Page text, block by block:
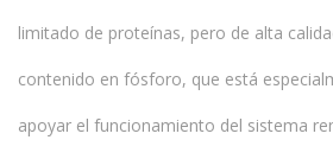
limitado de proteínas, pero de alta
contenido en fósforo, que está
apoyar el funcionamiento del sistema